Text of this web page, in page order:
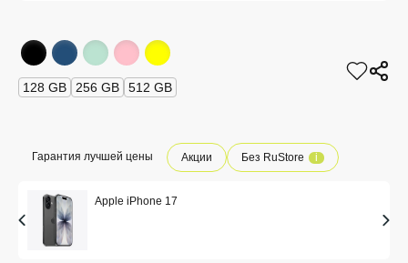
128 GB 256 GB 512 GB
Гарантия лучшей цены Акции Без RuStore i
Apple iPhone 17